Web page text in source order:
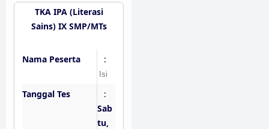
TKA IPA (Literasi
Sains) IX SMP/MTs
Nama Peserta :
Tanggal Tes
:
Sab
tu,